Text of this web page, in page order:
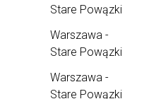
Stare Powązki
Warszawa -
Stare Powązki
Warszawa -
Stare Powązki